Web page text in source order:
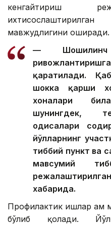
кенгайтириш
мавжудлигини оширади.
—
қаратилади.
шокка қарши
хоналари
шунингдек,
ҳодисалари
йўлларнинг
тиббий пункт ва
мавсумий
хабарида.
Профилактик ишлар ҳам
бўлиб қолади. Йўл-